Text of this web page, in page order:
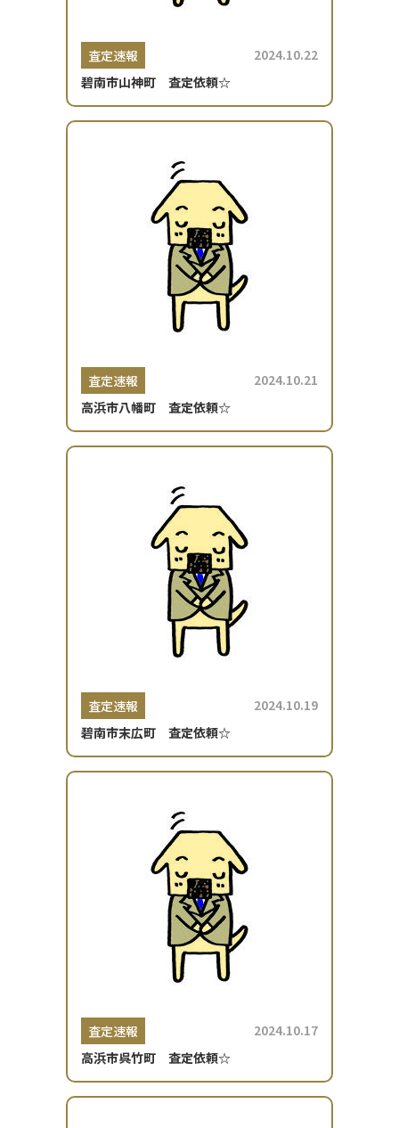
査定速報
2024.10.22
碧南市山神町 査定依頼☆
査定速報
2024.10.21
高浜市八幡町 査定依頼☆
査定速報
2024.10.19
碧南市末広町 査定依頼☆
査定速報
2024.10.17
高浜市呉竹町 査定依頼☆